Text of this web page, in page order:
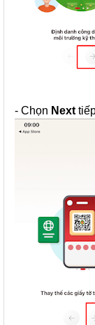
- Chọn Next